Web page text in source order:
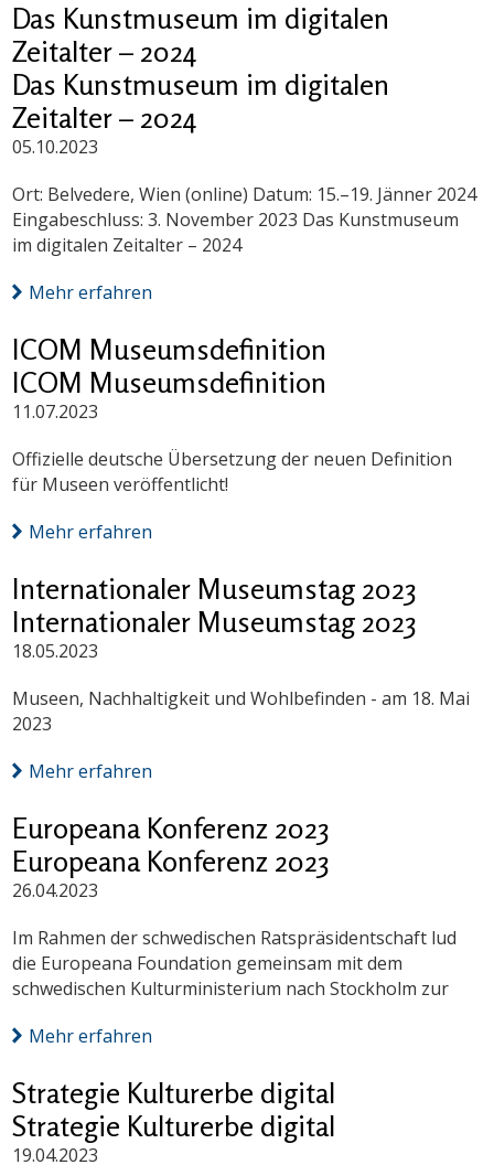
Das Kunstmuseum im digitalen
Zeitalter – 2024
Das Kunstmuseum im digitalen
Zeitalter – 2024
05.10.2023
Ort: Belvedere, Wien (online) Datum: 15.–19. Jänner 2024
Eingabeschluss: 3. November 2023 Das Kunstmuseum
im digitalen Zeitalter – 2024
Mehr erfahren
ICOM Museumsdefinition
ICOM Museumsdefinition
11.07.2023
Offizielle deutsche Übersetzung der neuen Definition
für Museen veröffentlicht!
Mehr erfahren
Internationaler Museumstag 2023
Internationaler Museumstag 2023
18.05.2023
Museen, Nachhaltigkeit und Wohlbefinden - am 18. Mai
2023
Mehr erfahren
Europeana Konferenz 2023
Europeana Konferenz 2023
26.04.2023
Im Rahmen der schwedischen Ratspräsidentschaft lud
die Europeana Foundation gemeinsam mit dem
schwedischen Kulturministerium nach Stockholm zur
Mehr erfahren
Strategie Kulturerbe digital
Strategie Kulturerbe digital
19.04.2023